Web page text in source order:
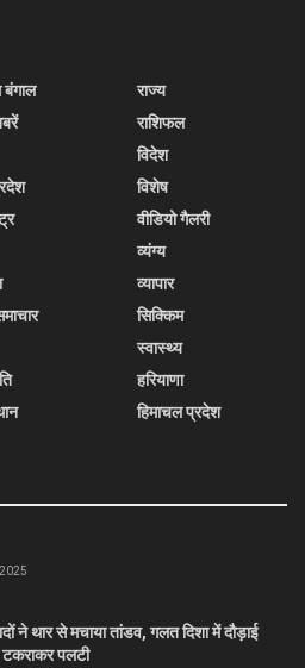
बंगाल
राज्य
राशिफल
विदेश
विशेष
वीडियो गैलरी
व्यंग्य
व्यापार
सिक्किम
स्वास्थ्य
हरियाणा
हिमाचल प्रदेश
ने थार से मचाया तांडव, गलत दिशा में दौड़ाई
टकराकर पलटी